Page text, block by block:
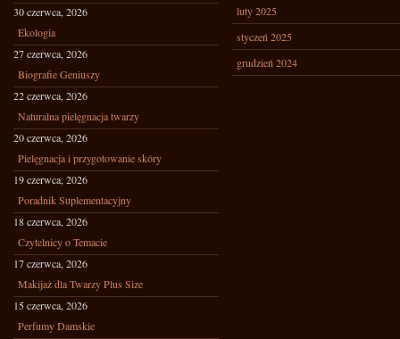
30 czerwca, 2026
Ekologia
27 czerwca, 2026
Biografie Geniuszy
22 czerwca, 2026
Naturalna pielęgnacja twarzy
20 czerwca, 2026
Pielęgnacja i przygotowanie skóry
19 czerwca, 2026
Poradnik Suplementacyjny
18 czerwca, 2026
Czytelnicy o Temacie
17 czerwca, 2026
Makijaż dla Twarzy Plus Size
15 czerwca, 2026
Perfumy Damskie
luty 2025
styczeń 2025
grudzień 2024